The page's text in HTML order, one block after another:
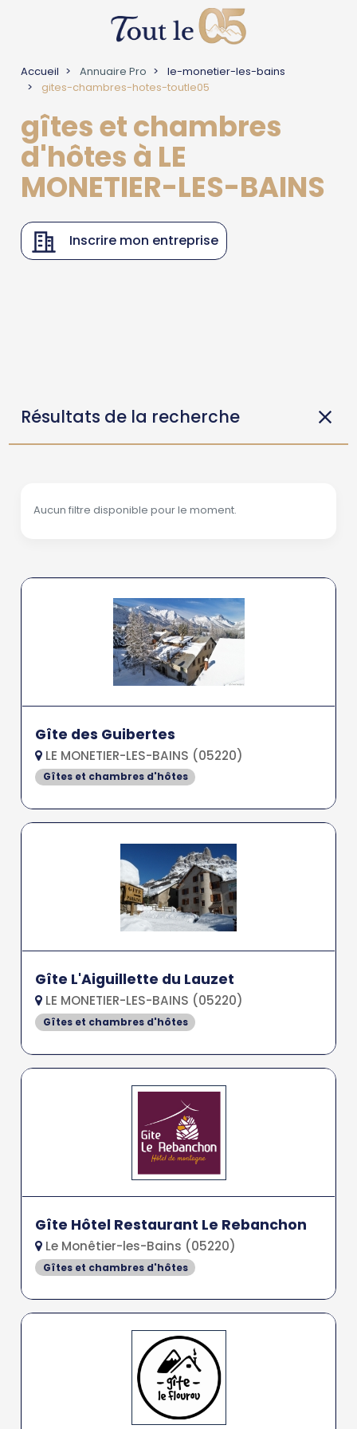
Accueil Annuaire Pro
le-monetier-les-bains
gites-chambres-hotes-toutle05
gîtes et chambres
d'hôtes à LE
MONETIER-LES-BAINS
Inscrire mon entreprise
Résultats de la recherche
Aucun filtre disponible pour le moment.
Gîte des Guibertes
LE MONETIER-LES-BAINS (05220)
Gîtes et chambres d'hôtes
Gîte L'Aiguillette du Lauzet
LE MONETIER-LES-BAINS (05220)
Gîtes et chambres d'hôtes
Gîte Hôtel Restaurant Le Rebanchon
Le Monêtier-les-Bains (05220)
Gîtes et chambres d'hôtes